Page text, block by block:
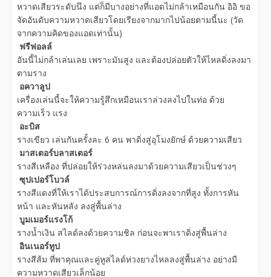
หวาดเสียวระดับนึง แต่ก็มีบางอย่างที่แอดไม่กล้าเหมือนกัน อิอิ ขอ
จัดอันดับความหวาดเสียวโดยเรียงจากมากไปน้อยตามนี้นะ (วัด
จากความคิดของแอดเท่านั้น)
ฟรีฟอลล์
อันนี้ไม่กล้าเล่นเลย เพราะมันสูง และต้องปล่อยตัวให้ไหลดิ่งลงมา
ตามราง
อควาลูป
เครื่องเล่นนี้จะให้ความรู้สึกเหมือนเราล่วงลงไปในท่อ ด้วย
ความเร็ว แรง
อะบิส
รางเขียว เล่นกันครั้งละ 6 คน พาดิ่งสู่อุโมงยักษ์ ด้วยความเสียว
มาสเตอร์บลาสเตอร์
รางสีเหลือง ที่ปล่อยให้ร่วงหล่นลงมาด้วยความเสียวเป็นช่วงๆ
ซุปเปอร์โบวล์
รางสีแดงที่ให้เราได้ประสบการณ์การดิ่งลงจากที่สูง ทั้งการหัน
หน้า และหันหลัง ลงสู่พื้นล่าง
บูมเมอร์แรงโก้
รางน้ำเงิน สไลด์ลงด้วยความชิล ก่อนจะพาเราดิ่งสู่พื้นล่าง
อินเนอร์ทูป
รางสีส้ม ที่พาคุณและคู่หูสไลด์ห่วงยางไหลลงสู่พื้นล่าง อย่างมี
ความหวาดเสียวเล็กน้อย